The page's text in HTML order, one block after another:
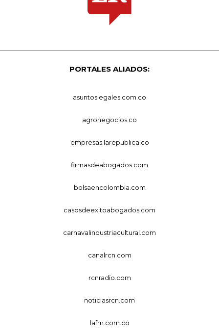
PORTALES ALIADOS:
asuntoslegales.com.co
agronegocios.co
empresas.larepublica.co
firmasdeabogados.com
bolsaencolombia.com
casosdeexitoabogados.com
carnavalindustriacultural.com
canalrcn.com
rcnradio.com
noticiasrcn.com
lafm.com.co